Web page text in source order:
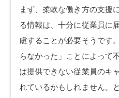
まず、柔軟な働き方の支援
る情報は、十分に従業員に
慮することが必要そうです
らなかった」ことによって
は提供できない従業員のキ
れているかもしれません。